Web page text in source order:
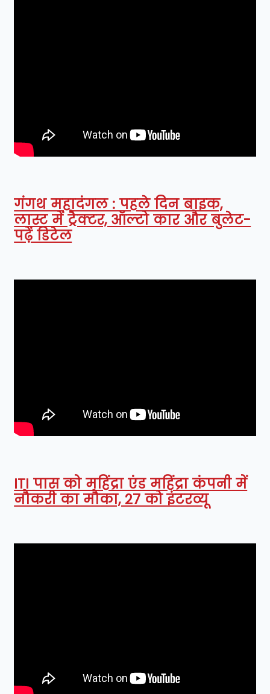
गंगथ महादंगल : पहले दिन बाइक,
लास्ट में ट्रैक्टर, ऑल्टो कार और बुलेट-
पढ़ें डिटेल
ITI पास को महिंद्रा एंड महिंद्रा कंपनी में
नौकरी का मौका, 27 को इंटरव्यू